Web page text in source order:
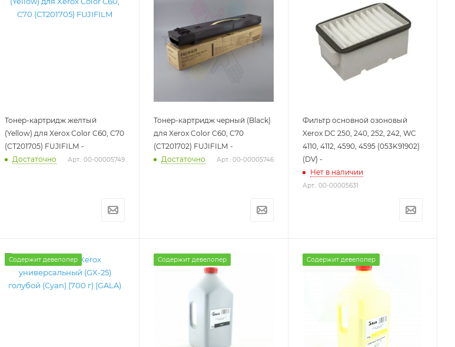
Тонер-картридж желтый
(Yellow) для Xerox Color C60, C70
(CT201705) FUJIFILM -
Достаточно
Арт.: 00-00005749
Тонер-картридж черный (Black)
для Xerox Color C60, C70
(CT201702) FUJIFILM -
Достаточно
Арт.: 00-00005746
Фильтр основной озоновый
Xerox DC 250, 240, 252, 242, WC
4110, 4112, 4590, 4595 (053K91902)
(DV) -
Нет в наличии
Арт.: 00-00005631
Содержит девелопер Содержит девелопер Содержит девелопер